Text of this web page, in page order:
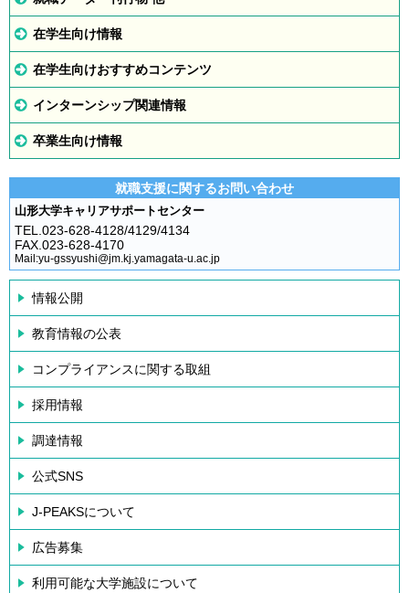
在学生向け情報
在学生向けおすすめコンテンツ
インターンシップ関連情報
卒業生向け情報
就職支援に関するお問い合わせ
山形大学キャリアサポートセンター
TEL.023-628-4128/4129/4134
FAX.023-628-4170
Mail:yu-gssyushi@jm.kj.yamagata-u.ac.jp
情報公開
教育情報の公表
コンプライアンスに関する取組
採用情報
調達情報
公式SNS
J-PEAKSについて
広告募集
利用可能な大学施設について